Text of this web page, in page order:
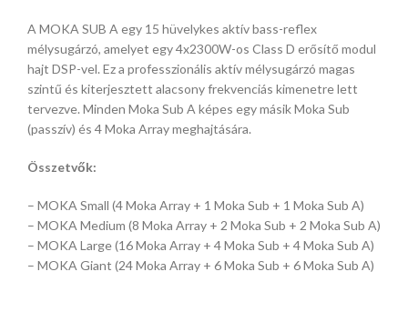
A MOKA SUB A egy 15 hüvelykes aktív bass-reflex
mélysugárzó, amelyet egy 4x2300W-os Class D erősítő modul
hajt DSP-vel. Ez a professzionális aktív mélysugárzó magas
szintű és kiterjesztett alacsony frekvenciás kimenetre lett
tervezve. Minden Moka Sub A képes egy másik Moka Sub
(passzív) és 4 Moka Array meghajtására.
Összetvők:
– MOKA Small (4 Moka Array + 1 Moka Sub + 1 Moka Sub A)
– MOKA Medium (8 Moka Array + 2 Moka Sub + 2 Moka Sub A)
– MOKA Large (16 Moka Array + 4 Moka Sub + 4 Moka Sub A)
– MOKA Giant (24 Moka Array + 6 Moka Sub + 6 Moka Sub A)